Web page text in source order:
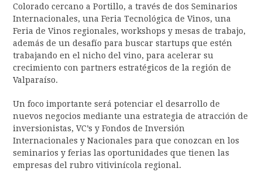
Colorado cercano a Portillo, a través de dos Seminarios
Internacionales, una Feria Tecnológica de Vinos, una
Feria de Vinos regionales, workshops y mesas de trabajo,
además de un desafío para buscar startups que estén
trabajando en el nicho del vino, para acelerar su
crecimiento con partners estratégicos de la región de
Valparaíso.
Un foco importante será potenciar el desarrollo de
nuevos negocios mediante una estrategia de atracción de
inversionistas, VC’s y Fondos de Inversión
Internacionales y Nacionales para que conozcan en los
seminarios y ferias las oportunidades que tienen las
empresas del rubro vitivinícola regional.